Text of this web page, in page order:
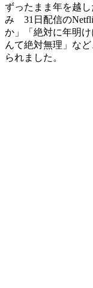
ずったまま年を越
み 31日配信の
か」「絶対に年明
んて絶対無理」な
られました。